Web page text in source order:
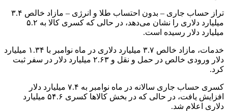
تراز حساب جاری – بدون احتساب طلا و انرژی – مازاد خالص ۳.۴
میلیارد دلاری را نشان می‌دهد، در حالی که کسری کالا به ۵.۲
میلیارد دلار رسیده است.
خدمات، مازاد خالص ۳.۷ میلیارد دلاری در ماه نوامبر با ۱.۳۴ میلیارد
دلار ورودی خالص در حمل و نقل و ۲.۶۳ میلیارد دلار در سفر ثبت
کرد.
کسری حساب جاری سالانه در ماه نوامبر به ۷.۴ میلیارد دلار
افزایش یافت، در حالی که در بخش کالاها کسری ۵۴.۶ میلیارد
دلاری اعلام شد.